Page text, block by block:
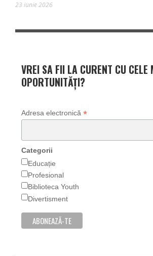
23 iunie 2026
VREI SA FII LA CURENT CU CELE
OPORTUNITĂȚI?
Adresa electronică *
Categorii
Educație
Profesional
Biblioteca Youth
Divertisment